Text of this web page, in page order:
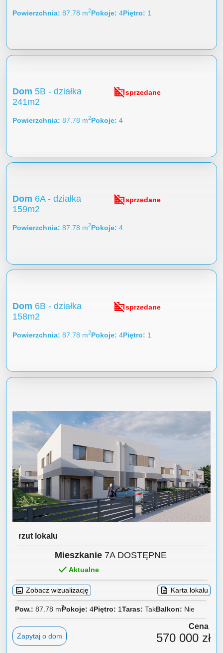
Powierzchnia 87.78 m2Pokoje 4Piętro 1
Dom 5B - działka
241m2
domain_disabledsprzedane
Powierzchnia 87.78 m2Pokoje 4
Dom 6A - działka
159m2
domain_disabledsprzedane
Powierzchnia 87.78 m2Pokoje 4
Dom 6B - działka
158m2
domain_disabledsprzedane
Powierzchnia 87.78 m2Pokoje 4Piętro 1
rzut lokalu
Mieszkanie7A DOSTĘPNE
done Aktualne
imagesmode Zobacz wizualizację description Karta lokalu
Pow. 87.78 m2
Pokoje 4Piętro 1 Tak Nie
Cena
570 000 zł
Zapytaj o dom